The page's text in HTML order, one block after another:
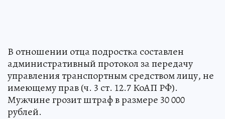
В отношении отца подростка составлен
административный протокол за передачу
управления транспортным средством лицу, не
имеющему прав (ч. 3 ст. 12.7 КоАП РФ).
Мужчине грозит штраф в размере 30 000
рублей.